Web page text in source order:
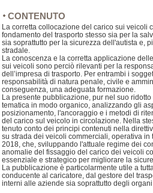
CONTENUTO
La corretta collocazione del carico sui veicoli
fondamento del trasporto stesso sia per la
sia soprattutto per la sicurezza dell'autista e,
stradale.
La conoscenza e la corretta applicazione
sui veicoli sono perciò rilevanti per la
dell’impresa di trasporto. Per entrambi i
responsabilità di natura penale, civile e
conseguenza, una adeguata formazione.
La presente pubblicazione, pur nel suo
tematica in modo organico, analizzando gli
posizionamento, l'ancoraggio e i metodi di
del carico sul veicolo in circolazione. Nella
tenuto conto dei principi contenuti nella
su strada dei veicoli commerciali, operativa
2018, che, sviluppando l'attuale regime dei
anomalie del fissaggio del carico dei veicoli
essenziale e strategico per migliorare la
La pubblicazione è particolarmente utile a
conducente al caricatore, dal gestore del
interni alle aziende sia soprattutto degli